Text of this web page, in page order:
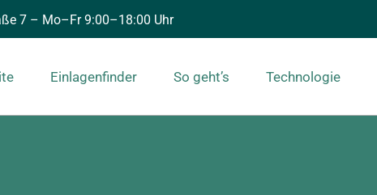
7 – Mo–Fr 9:00–18:00 Uhr
Einlagenfinder So geht’s Technologie